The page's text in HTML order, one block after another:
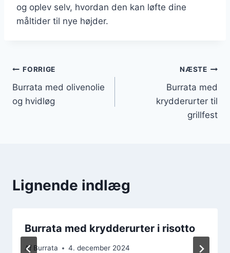
og oplev selv, hvordan den kan løfte dine
måltider til nye højder.
Indlægsnavigation
FORRIGE
Burrata med olivenolie
og hvidløg
NÆSTE
Burrata med
krydderurter til
grillfest
Lignende indlæg
Burrata med krydderurter i risotto
Af Burrata 4. december 2024